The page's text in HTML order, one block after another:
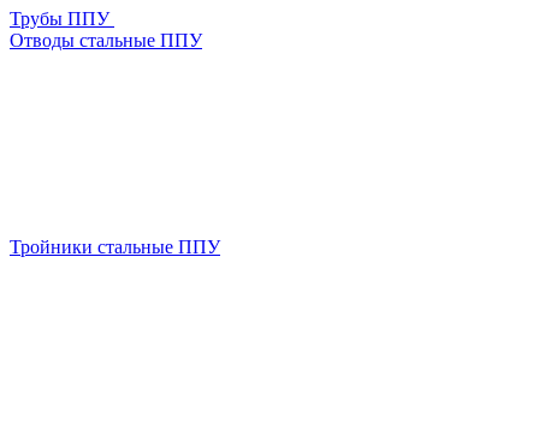
Трубы ППУ
Отводы стальные ППУ
Тройники стальные ППУ